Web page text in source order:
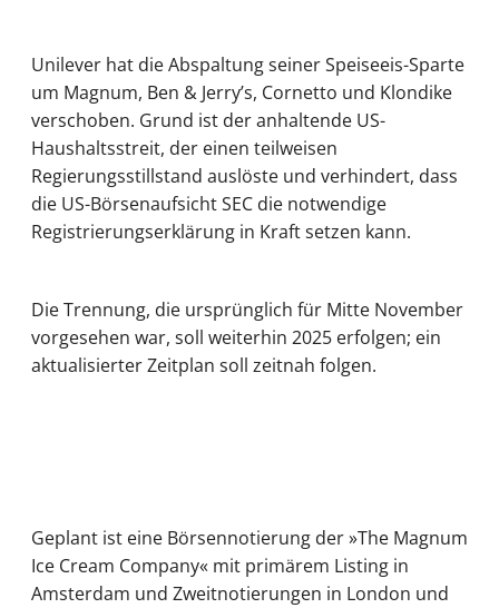
Unilever hat die Abspaltung seiner Speiseeis-Sparte
um Magnum, Ben & Jerry’s, Cornetto und Klondike
verschoben. Grund ist der anhaltende US-
Haushaltsstreit, der einen teilweisen
Regierungsstillstand auslöste und verhindert, dass
die US-Börsenaufsicht SEC die notwendige
Registrierungserklärung in Kraft setzen kann.
Die Trennung, die ursprünglich für Mitte November
vorgesehen war, soll weiterhin 2025 erfolgen; ein
aktualisierter Zeitplan soll zeitnah folgen.
Geplant ist eine Börsennotierung der »The Magnum
Ice Cream Company« mit primärem Listing in
Amsterdam und Zweitnotierungen in London und